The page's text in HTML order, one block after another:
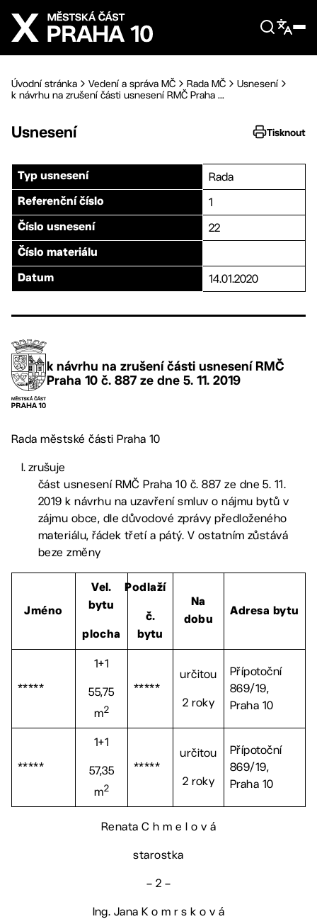
Přejít na hlavní obsah
Úvodní stránka Vedení a správa MČ Rada MČ
Usnesení
k návrhu na zrušení části usnesení RMČ Praha ...
Usnesení Tisknout
Typ usnesení Rada
Referenční číslo 1
Číslo usnesení 22
Číslo materiálu
Datum 14.01.2020
k návrhu na zrušení části usnesení RMČ
Praha 10 č. 887 ze dne 5. 11. 2019
Rada městské části Praha 10
zrušuje
část usnesení RMČ Praha 10 č. 887 ze dne 5. 11.
2019 k návrhu na uzavření smluv o nájmu bytů v
zájmu obce, dle důvodové zprávy předloženého
materiálu, řádek třetí a pátý. V ostatním zůstává
beze změny
Jméno
Vel.
bytu
plocha
Podlaží
č.
bytu
Na
dobu
Adresa bytu
*****
1+1
55,75
m2
*****
určitou
2 roky
Přípotoční
869/19,
Praha 10
*****
1+1
57,35
m2
*****
určitou
2 roky
Přípotoční
869/19,
Praha 10
Renata C h m e l o v á
starostka
– 2 –
Ing. Jana K o m r s k o v á